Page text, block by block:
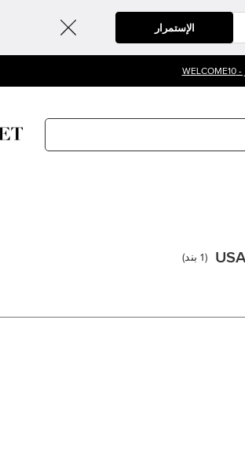
الإستمرار
(
1 بند)